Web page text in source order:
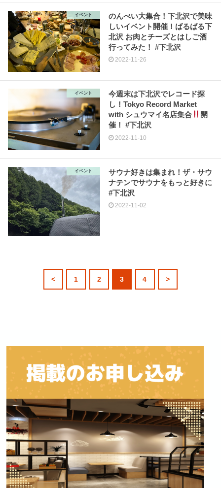
イベント
のんべい大集合！下北沢で美味
しいイベント開催！ばるばる下
北沢 お肉とチーズとはしご酒
行ってみた！ #下北沢
2022-11-26
イベント
今週末は下北沢でレコード探
し！Tokyo Record Market
with シュウマイ名店集合
開
催！ #下北沢
2022-11-10
イベント
サウナ好きは集まれ！ザ・サウ
ナテンでサウナをもっと好きに
#下北沢
2022-11-02
< 1 2 3 4 >